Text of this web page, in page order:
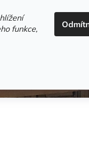
funkce,